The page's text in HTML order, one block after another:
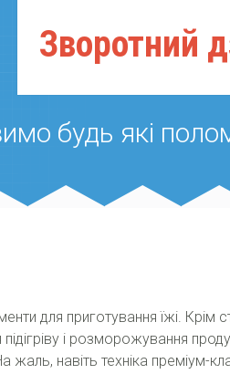
Зворотний
будь якi
для приготування їжі. Крім
і розморожування
жаль, навіть техніка преміум-